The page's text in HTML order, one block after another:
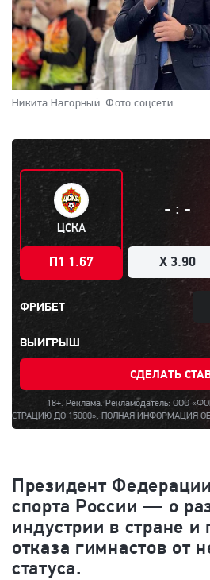
Никита Нагорный. Фото соцсети
ЦСКА
П1 1.67
- : -
X 3.90
ФРИБЕТ
ВЫИГРЫШ
СДЕЛАТЬ
18+. Реклама. Рекламодатель: ООО
ИНФОРМАЦИЯ ОБ ОРГАНИЗАТОРЕ
Президент
спорта России — о
индустрии в стране и
отказа гимнастов от
статуса.